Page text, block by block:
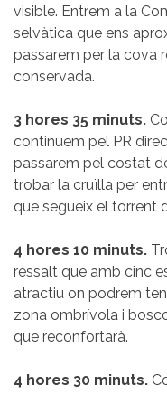
visible. Entrem a la
selvàtica que ens
passarem per la cova
conservada.
3 hores 35 minuts.
continuem pel PR
passarem pel costat
trobar la cruïlla per
que segueix el torrent
4 hores 10 minuts.
ressalt que amb cinc
atractiu on podrem
zona ombrívola i
que reconfortarà.
4 hores 30 minuts.